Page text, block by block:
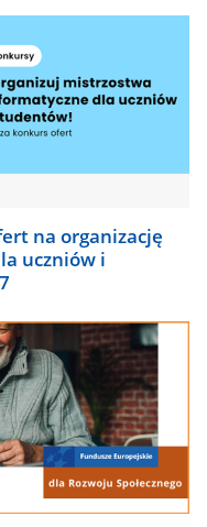
na organizację
uczniów i